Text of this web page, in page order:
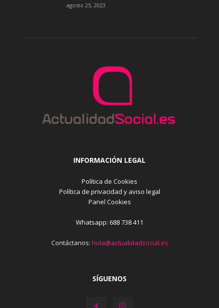
agosto 25, 2023
INFORMACIÓN LEGAL
Política de Cookies
Política de privacidad y aviso legal
Panel Cookies
Whatsapp: 688 738 411
Contáctanos: hola@actualidadsocial.es
SÍGUENOS